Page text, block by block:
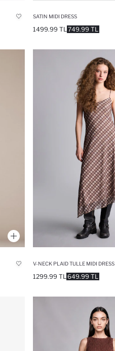
SATIN MIDI DRESS
749.99 TL
1499.99 TL
V-NECK PLAID TULLE MIDI DRESS
649.99 TL
1299.99 TL